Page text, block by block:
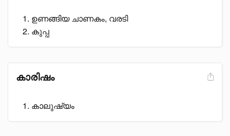
ഉണങ്ങിയ ചാണകം, വരടി
കുപ്പ
കാരിഷം
കാലുഷ്യം